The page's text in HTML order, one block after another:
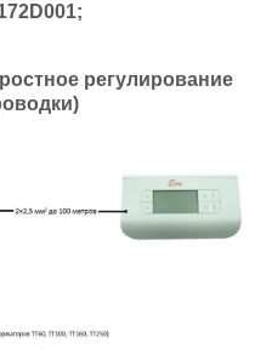
регулирование